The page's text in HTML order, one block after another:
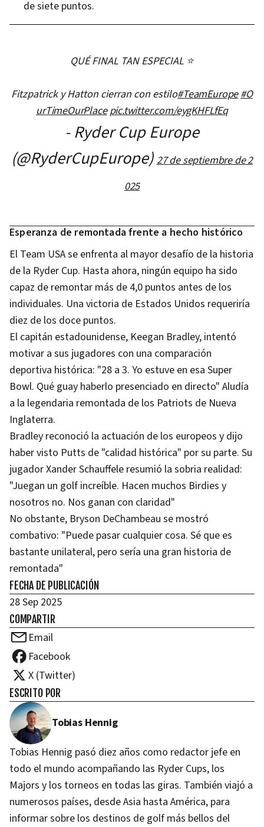
de siete puntos.
QUÉ FINAL TAN ESPECIAL ⭐️
Fitzpatrick y Hatton cierran con estilo#TeamEurope#O
urTimeOurPlace pic.twitter.com/eygKHFLfEq
- Ryder Cup Europe
(@RyderCupEurope)27 de septiembre de 2
025
Esperanza de remontada frente a hecho histórico
El Team USA se enfrenta al mayor desafío de la historia
de la Ryder Cup. Hasta ahora, ningún equipo ha sido
capaz de remontar más de 4,0 puntos antes de los
individuales. Una victoria de Estados Unidos requeriría
diez de los doce puntos.
El capitán estadounidense, Keegan Bradley, intentó
motivar a sus jugadores con una comparación
deportiva histórica: "28 a 3. Yo estuve en esa Super
Bowl. Qué guay haberlo presenciado en directo" Aludía
a la legendaria remontada de los Patriots de Nueva
Inglaterra.
Bradley reconoció la actuación de los europeos y dijo
haber visto Putts de "calidad histórica" por su parte. Su
jugador Xander Schauffele resumió la sobria realidad:
"Juegan un golf increíble. Hacen muchos Birdies y
nosotros no. Nos ganan con claridad"
No obstante, Bryson DeChambeau se mostró
combativo: "Puede pasar cualquier cosa. Sé que es
bastante unilateral, pero sería una gran historia de
remontada"
FECHA DE PUBLICACIÓN
28 Sep 2025
COMPARTIR
Email
Facebook
X (Twitter)
ESCRITO POR
Tobias Hennig
Tobias Hennig pasó diez años como redactor jefe en
todo el mundo acompañando las Ryder Cups, los
Majors y los torneos en todas las giras. También viajó a
numerosos países, desde Asia hasta América, para
informar sobre los destinos de golf más bellos del